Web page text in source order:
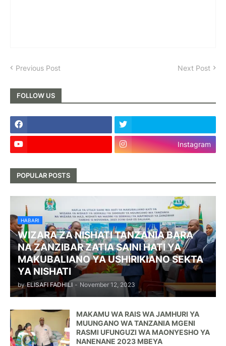
Previous Post Next Post
FOLLOW US
Instagram
POPULAR POSTS
HABARI
WIZARA ZA NISHATI TANZANIA BARA
NA ZANZIBAR ZATIA SAINI HATI YA
MAKUBALIANO YA USHIRIKIANO SEKTA
YA NISHATI
by ELISAFI FADHILI - November 12, 2023
MAKAMU WA RAIS WA JAMHURI YA
MUUNGANO WA TANZANIA MGENI
RASMI UFUNGUZI WA MAONYESHO YA
NANENANE 2023 MBEYA